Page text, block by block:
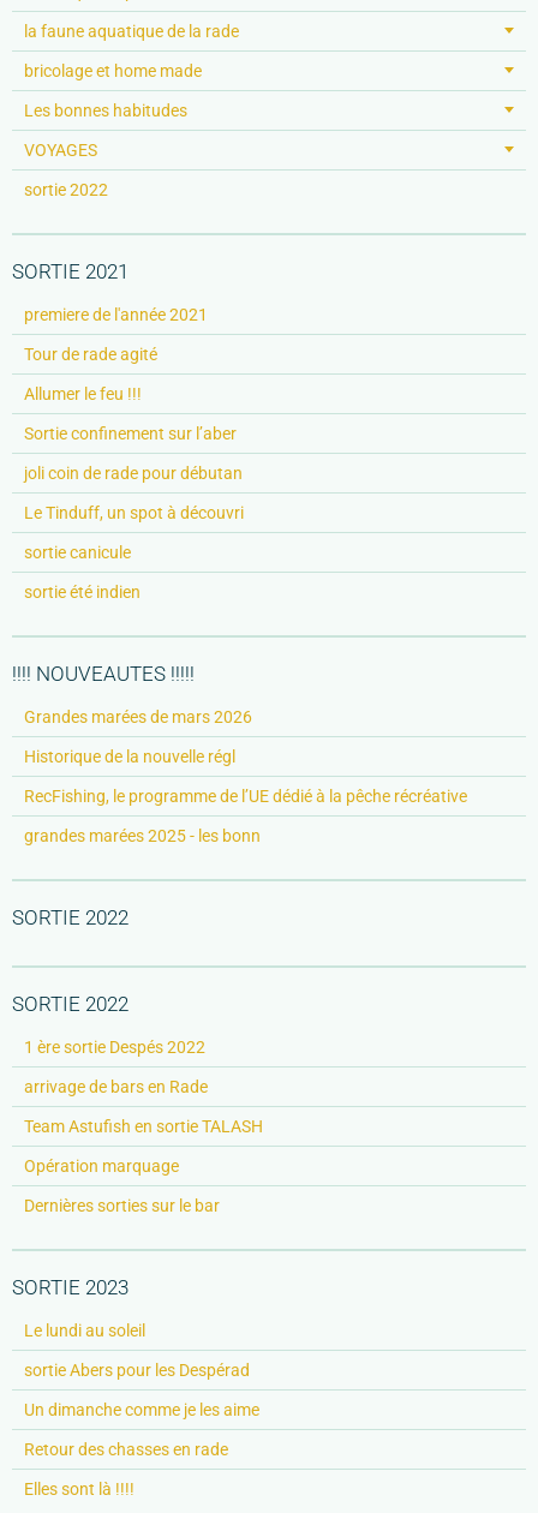
la faune aquatique de la rade
bricolage et home made
Les bonnes habitudes
VOYAGES
sortie 2022
SORTIE 2021
premiere de l'année 2021
Tour de rade agité
Allumer le feu !!!
Sortie confinement sur l’aber
joli coin de rade pour débutan
Le Tinduff, un spot à découvri
sortie canicule
sortie été indien
!!!! NOUVEAUTES !!!!!
Grandes marées de mars 2026
Historique de la nouvelle régl
RecFishing, le programme de l’UE dédié à la pêche récréative
grandes marées 2025 - les bonn
SORTIE 2022
SORTIE 2022
1 ère sortie Despés 2022
arrivage de bars en Rade
Team Astufish en sortie TALASH
Opération marquage
Dernières sorties sur le bar
SORTIE 2023
Le lundi au soleil
sortie Abers pour les Despérad
Un dimanche comme je les aime
Retour des chasses en rade
Elles sont là !!!!